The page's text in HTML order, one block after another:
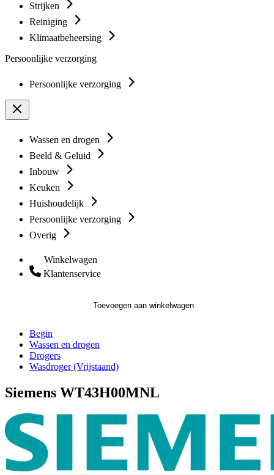
Strijken
Reiniging
Klimaatbeheersing
Persoonlijke verzorging
Persoonlijke verzorging
Wassen en drogen
Beeld & Geluid
Inbouw
Keuken
Huishoudelijk
Persoonlijke verzorging
Overig
Winkelwagen
Klantenservice
Toevoegen aan winkelwagen
Begin
Wassen en drogen
Drogers
Wasdroger (Vrijstaand)
Siemens WT43H00MNL